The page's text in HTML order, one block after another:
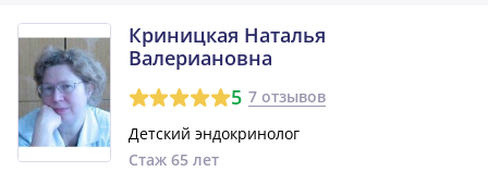
Криницкая Наталья
Валериановна
5 7 отзывов
Детский эндокринолог
Стаж 65 лет